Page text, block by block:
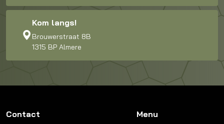
Kom langs!
Brouwerstraat 8B
1315 BP Almere
Contact Menu